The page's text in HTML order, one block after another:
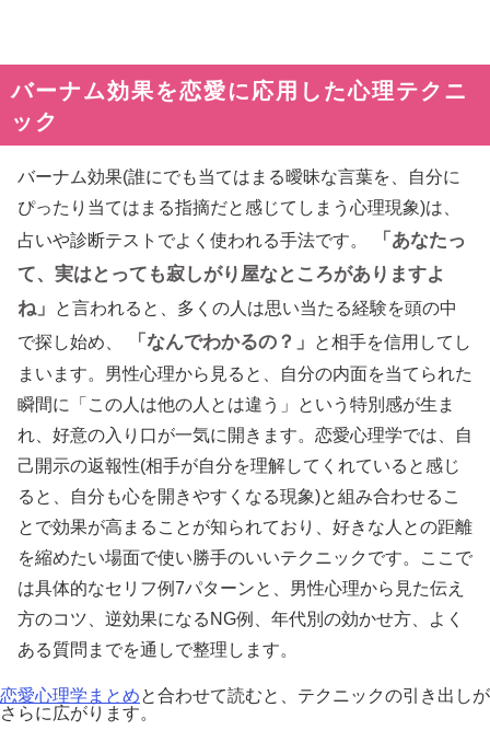
バーナム効果を恋愛に応用した心理テクニ
ック
バーナム効果(誰にでも当てはまる曖昧な言葉を、自分に
ぴったり当てはまる指摘だと感じてしまう心理現象)は、
占いや診断テストでよく使われる手法です。
「あなたっ
て、実はとっても寂しがり屋なところがありますよ
ね」
と言われると、多くの人は思い当たる経験を頭の中
で探し始め、
「なんでわかるの？」
と相手を信用してし
まいます。男性心理から見ると、自分の内面を当てられた
瞬間に「この人は他の人とは違う」という特別感が生ま
れ、好意の入り口が一気に開きます。恋愛心理学では、自
己開示の返報性(相手が自分を理解してくれていると感じ
ると、自分も心を開きやすくなる現象)と組み合わせるこ
とで効果が高まることが知られており、好きな人との距離
を縮めたい場面で使い勝手のいいテクニックです。ここで
は具体的なセリフ例7パターンと、男性心理から見た伝え
方のコツ、逆効果になるNG例、年代別の効かせ方、よく
ある質問までを通しで整理します。
恋愛心理学まとめと合わせて読むと、テクニックの引き出しが
さらに広がります。